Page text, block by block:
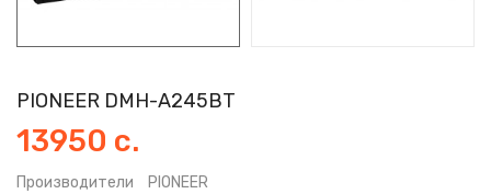
PIONEER DMH-A245BT
13950 с.
Производители
PIONEER